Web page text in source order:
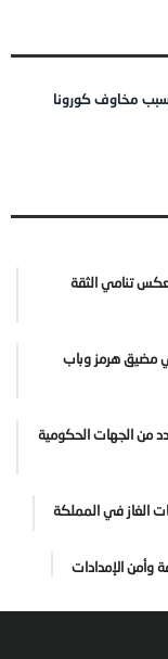
مخاوف كورونا
تنامي الثقة
مضيق هرمز وباب
من الجهات الحكومية
الغاز في المملكة
وأمن الإمدادات